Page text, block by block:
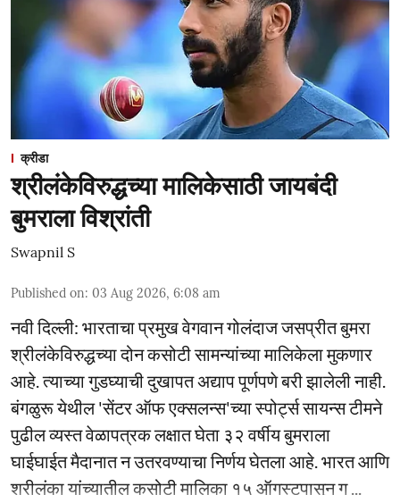
क्रीडा
श्रीलंकेविरुद्धच्या मालिकेसाठी जायबंदी
बुमराला विश्रांती
Swapnil S
Published on: 03 Aug 2026, 6:08 am
नवी दिल्ली: भारताचा प्रमुख वेगवान गोलंदाज जसप्रीत बुमरा
श्रीलंकेविरुद्धच्या दोन कसोटी सामन्यांच्या मालिकेला मुकणार
आहे. त्याच्या गुडघ्याची दुखापत अद्याप पूर्णपणे बरी झालेली नाही.
बंगळुरू येथील 'सेंटर ऑफ एक्सलन्स'च्या स्पोर्ट्स सायन्स टीमने
पुढील व्यस्त वेळापत्रक लक्षात घेता ३२ वर्षीय बुमराला
घाईघाईत मैदानात न उतरवण्याचा निर्णय घेतला आहे. भारत आणि
श्रीलंका यांच्यातील कसोटी मालिका १५ ऑगस्टपासून ग ...